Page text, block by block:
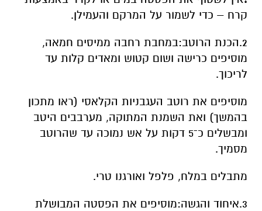
קרח – כדי לשמור על המרקם והעמילן.
2.הכנת הרוטב:במחבת רחבה ממיסים חמאה,
מוסיפים כרישה ושום קטוש ומאדים קלות עד
לריכוך.
מוסיפים את רוטב העגבניות הקלאסי (ראו מתכון
בהמשך) ואת השמנת המתוקה, מערבבים היטב
ומבשלים כ־5 דקות על אש נמוכה עד שהרוטב
מסמיך.
מתבלים במלח, פלפל ואורגנו טרי.
3.איחוד והגשה:מוסיפים את הפסטה המבושלת